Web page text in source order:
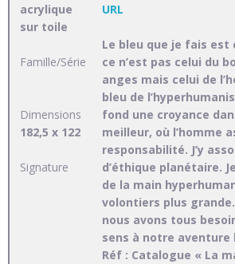
acrylique
sur toile
Famille/Série
Dimensions
182,5 x 122
Signature
URL
Le bleu que je fais est
ce n’est pas celui du
anges mais celui de
bleu de
fond une croyance
meilleur, où l’homme
responsabilité. J’y
d’éthique planétaire.
de la main
volontiers plus
nous avons tous
sens à notre aventure
Réf : Catalogue « La